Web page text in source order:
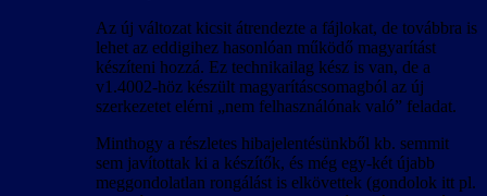
Az új változat kicsit átrendezte a fájlokat, de továbbra is
lehet az eddigihez hasonlóan működő magyarítást
készíteni hozzá. Ez technikailag kész is van, de a
v1.4002-höz készült magyarításcsomagból az új
szerkezetet elérni „nem felhasználónak való” feladat.
Minthogy a részletes hibajelentésünkből kb. semmit
sem javítottak ki a készítők, és még egy-két újabb
meggondolatlan rongálást is elkövettek (gondolok itt pl.